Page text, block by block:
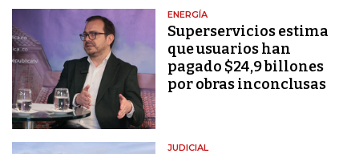
ENERGÍA
Superservicios estima
que usuarios han
pagado $24,9 billones
por obras inconclusas
JUDICIAL